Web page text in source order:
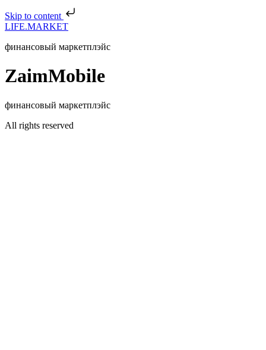
Skip to content
LIFE.MARKET
финансовый маркетплэйс
ZaimMobile
финансовый маркетплэйс
All rights reserved